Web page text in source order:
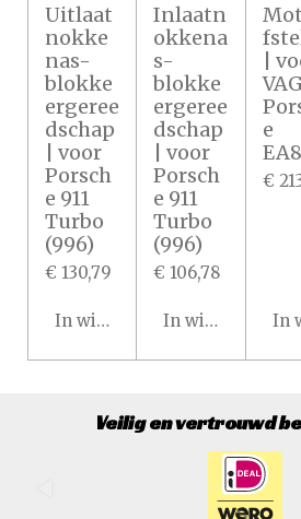
Uitlaat
nokke
nas-
blokke
ergeree
dschap
| voor
Porsch
e 911
Turbo
(996)
€ 130,79
In winkelwagen
Inlaatn
okkena
s-
blokke
ergeree
dschap
| voor
Porsch
e 911
Turbo
(996)
€ 106,78
In winkelwagen
|
e
€
In
Veilig en vertrouwd